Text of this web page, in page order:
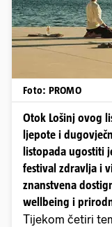
Foto: PROMO
Otok Lošinj ovog
ljepote i
listopada ugostiti
festival zdravlja i
znanstvena
wellbeing i
Tijekom četiri